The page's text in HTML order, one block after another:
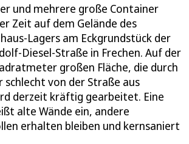
und mehrere große Container
Zeit auf dem Gelände des
Lagers am Eckgrundstück der
Diesel-Straße in Frechen. Auf der
großen Fläche, die durch
schlecht von der Straße aus
derzeit kräftig gearbeitet. Eine
alte Wände ein, andere
erhalten bleiben und kernsaniert